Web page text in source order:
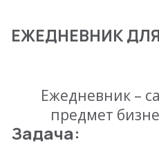
ЕЖЕДНЕВНИК ДЛЯ
Ежедневник –
предмет
Задача: